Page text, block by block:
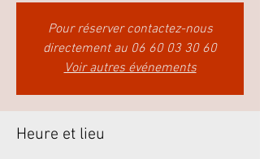
Pour réserver contactez-nous
directement au 06 60 03 30 60
Voir autres événements
Heure et lieu